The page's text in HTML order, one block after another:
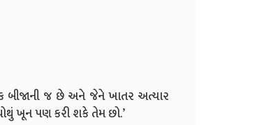
બીજાની જ છે અને જેને ખાતર અત્યાર
ખૂન પણ કરી શકે તેમ છો.’